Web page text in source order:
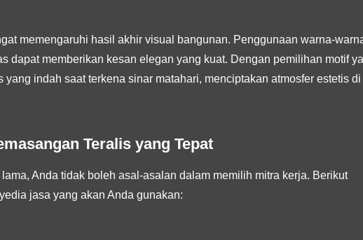
memengaruhi hasil akhir visual bangunan. Penggunaan warna-
dapat memberikan kesan elegan yang kuat. Dengan pemilihan motif
indah saat terkena sinar matahari, menciptakan atmosfer estetis di
Teralis yang Tepat
Anda tidak boleh asal-asalan dalam memilih mitra kerja. Berikut
jasa yang akan Anda gunakan: